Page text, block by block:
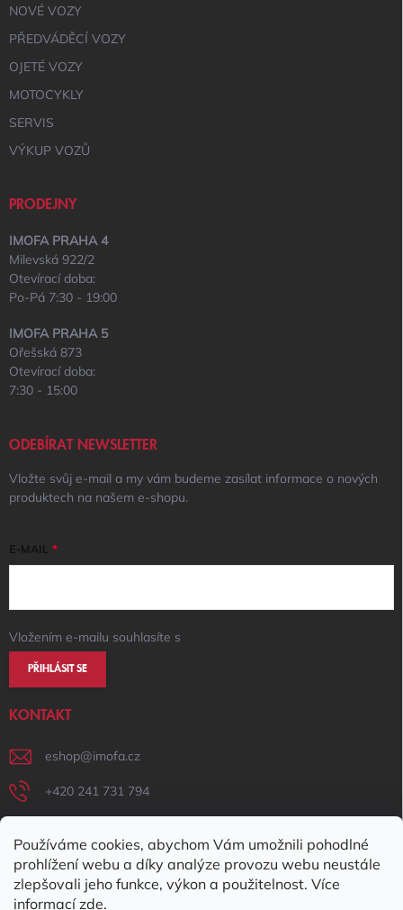
Používáme cookies, abychom Vám umožnili pohodlné
prohlížení webu a díky analýze provozu webu neustále
zlepšovali jeho funkce, výkon a použitelnost. Více
informacízde.
NOVÉ VOZY
PŘEDVÁDĚCÍ VOZY
OJETÉ VOZY
MOTOCYKLY
SERVIS
VÝKUP VOZŮ
PRODEJNY
IMOFA PRAHA 4
Milevská 922/2
Otevírací doba:
Po-Pá 7:30 - 19:00
IMOFA PRAHA 5
Ořešská 873
Otevírací doba:
7:30 - 15:00
ODEBÍRAT NEWSLETTER
Vložte svůj e-mail a my vám budeme zasílat informace o nových
produktech na našem e-shopu.
E-MAIL
Vložením e-mailu souhlasíte s
PŘIHLÁSIT SE
KONTAKT
eshop@imofa.cz
+420 241 731 794
IMOFA Facebook
imofa_s.r.o